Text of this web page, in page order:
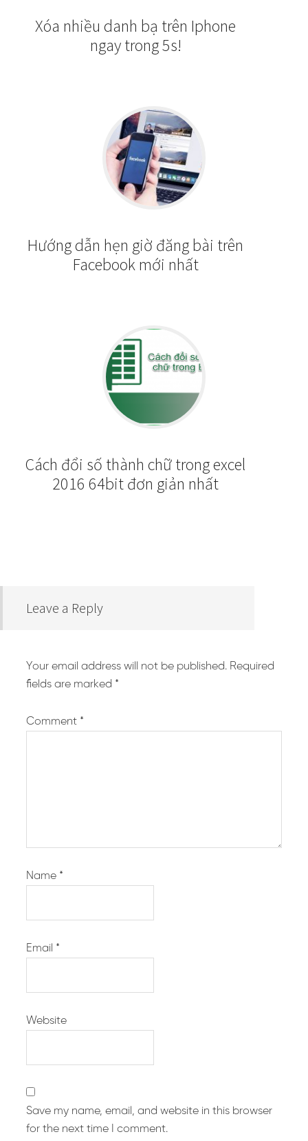
Xóa nhiều danh bạ trên Iphone
ngay trong 5s!
Hướng dẫn hẹn giờ đăng bài trên
Facebook mới nhất
Cách đổi số thành chữ trong excel
2016 64bit đơn giản nhất
Leave a Reply
Your email address will not be published. Required
fields are marked *
Comment *
Name *
Email *
Website
Save my name, email, and website in this browser
for the next time I comment.